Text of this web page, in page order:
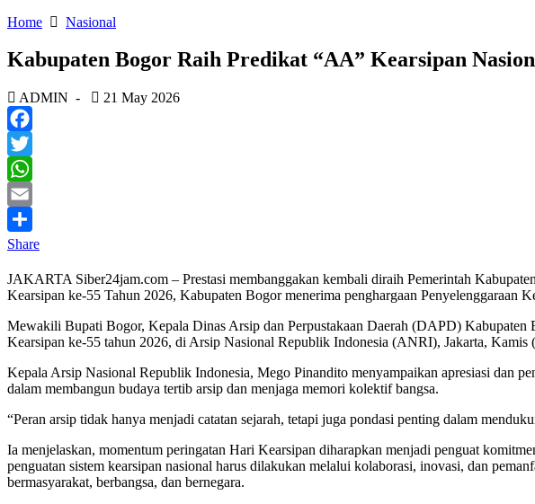
Home
Nasional
Kabupaten Bogor Raih Predikat “AA” Kearsipan
ADMIN - 21 May 2026
Facebook
Twitter
WhatsApp
Email
Share
JAKARTA Siber24jam.com – Prestasi membanggakan kembali diraih Pemerintah
Kearsipan ke-55 Tahun 2026, Kabupaten Bogor menerima penghargaan Penyelenggaraan
Mewakili Bupati Bogor, Kepala Dinas Arsip dan Perpustakaan Daerah (DAPD) Kabupaten
Kearsipan ke-55 tahun 2026, di Arsip Nasional Republik Indonesia (ANRI), Jakarta, Kamis
Kepala Arsip Nasional Republik Indonesia, Mego Pinandito menyampaikan apresiasi dan
dalam membangun budaya tertib arsip dan menjaga memori kolektif bangsa.
“Peran arsip tidak hanya menjadi catatan sejarah, tetapi juga pondasi penting dalam
Ia menjelaskan, momentum peringatan Hari Kearsipan diharapkan menjadi penguat
penguatan sistem kearsipan nasional harus dilakukan melalui kolaborasi, inovasi, dan
bermasyarakat, berbangsa, dan bernegara.